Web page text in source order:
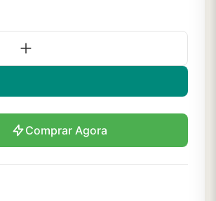
Comprar Agora